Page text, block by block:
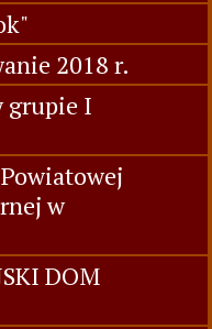
2018 r.
grupie I
w
DOM